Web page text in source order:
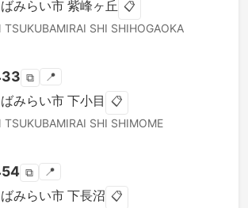
みらい市 紫峰ヶ丘 📋
TSUKUBAMIRAI SHI SHIHOGAOKA
⧉ 📍
みらい市 下小目 📋
TSUKUBAMIRAI SHI SHIMOME
⧉ 📍
みらい市 下長沼 📋